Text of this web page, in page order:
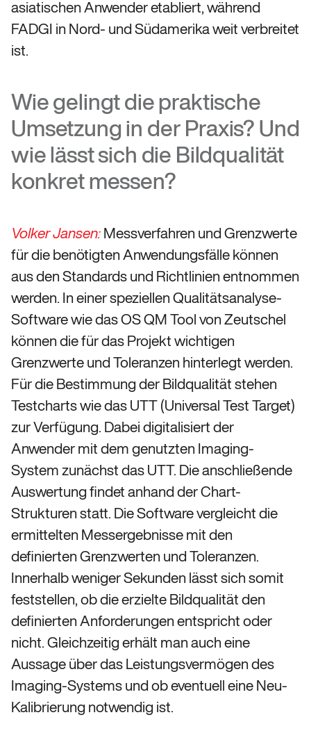
asiatischen Anwender etabliert, während
FADGI in Nord- und Südamerika weit verbreitet
ist.
Wie gelingt die praktische
Umsetzung in der Praxis? Und
wie lässt sich die Bildqualität
konkret messen?
Volker Jansen: Messverfahren und Grenzwerte
für die benötigten Anwendungsfälle können
aus den Standards und Richtlinien entnommen
werden. In einer speziellen Qualitätsanalyse-
Software wie das OS QM Tool von Zeutschel
können die für das Projekt wichtigen
Grenzwerte und Toleranzen hinterlegt werden.
Für die Bestimmung der Bildqualität stehen
Testcharts wie das UTT (Universal Test Target)
zur Verfügung. Dabei digitalisiert der
Anwender mit dem genutzten Imaging-
System zunächst das UTT. Die anschließende
Auswertung findet anhand der Chart-
Strukturen statt. Die Software vergleicht die
ermittelten Messergebnisse mit den
definierten Grenzwerten und Toleranzen.
Innerhalb weniger Sekunden lässt sich somit
feststellen, ob die erzielte Bildqualität den
definierten Anforderungen entspricht oder
nicht. Gleichzeitig erhält man auch eine
Aussage über das Leistungsvermögen des
Imaging-Systems und ob eventuell eine Neu-
Kalibrierung notwendig ist.